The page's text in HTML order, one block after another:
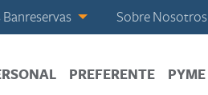
Banreservas Sobre Nosotros
PREFERENTE PYME